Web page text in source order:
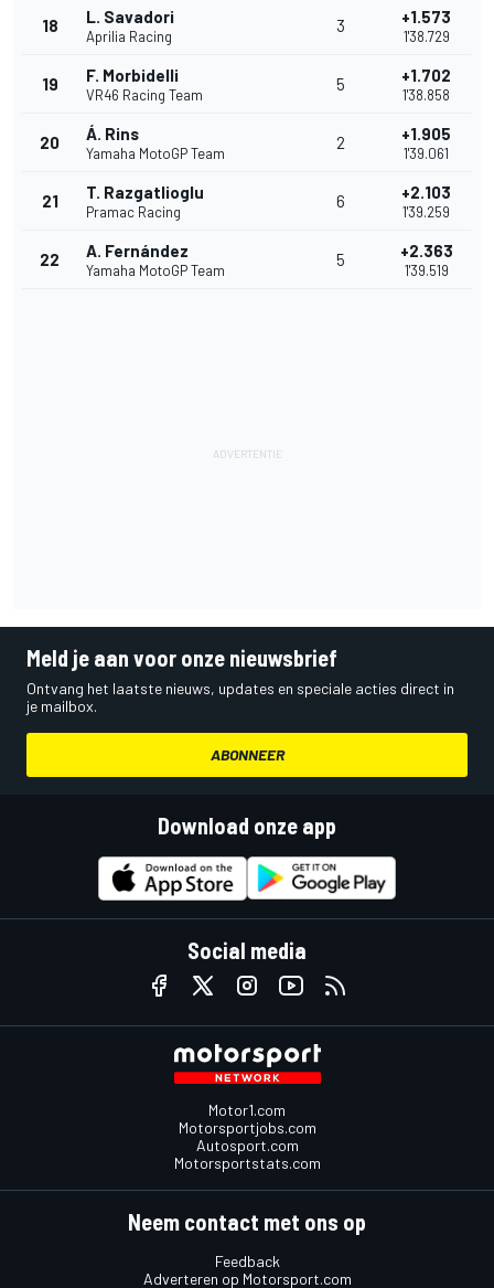
18 L. Savadori
Aprilia Racing
3 +1.573
1'38.729
19 F. Morbidelli
VR46 Racing Team
5 +1.702
1'38.858
20 Á. Rins
Yamaha MotoGP Team
2 +1.905
1'39.061
21 T. Razgatlioglu
Pramac Racing
6 +2.103
1'39.259
22 A. Fernández
Yamaha MotoGP Team
5 +2.363
1'39.519
Meld je aan voor onze nieuwsbrief
Ontvang het laatste nieuws, updates en speciale acties direct in
je mailbox.
ABONNEER
Download onze app
Social media
Motor1.com
Motorsportjobs.com
Autosport.com
Motorsportstats.com
Neem contact met ons op
Feedback
Adverteren op Motorsport.com